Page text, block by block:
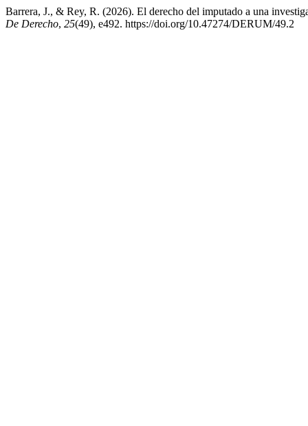
Barrera, J., & Rey, R. (2026). El derecho del imputado a una
De Derecho, 25(49), e492. https://doi.org/10.47274/DERUM/49.2